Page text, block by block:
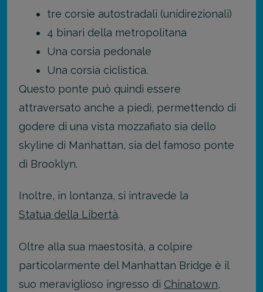
tre corsie autostradali (unidirezionali)
4 binari della metropolitana
Una corsia pedonale
Una corsia ciclistica.
Questo ponte può quindi essere
attraversato anche a piedi, permettendo di
godere di una vista mozzafiato sia dello
skyline di Manhattan, sia del famoso ponte
di Brooklyn.
Inoltre, in lontanza, si intravede la
Statua della Libertà.
Oltre alla sua maestosità, a colpire
particolarmente del Manhattan Bridge è il
suo meraviglioso ingresso di Chinatown,